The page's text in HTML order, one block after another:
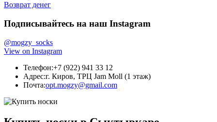
Возврат денег
Подписывайтесь на наш Instagram
@mogzy_socks
View on Instagram
Телефон:+7 (922) 941 33 12
Адрес:г. Киров, ТРЦ Jam Moll (1 этаж)
Почта:opt.mogzy@gmail.com